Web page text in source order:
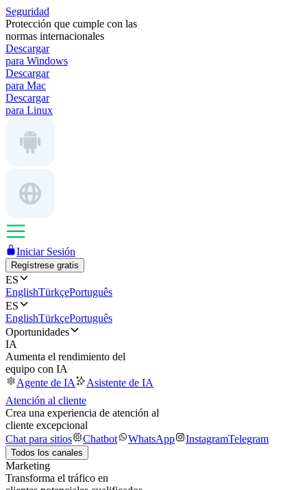
Seguridad
Protección que cumple con las
normas internacionales
Descargar
para Windows
Descargar
para Mac
Descargar
para Linux
Iniciar Sesión
Regístrese gratis
ES
EnglishTürkçePortuguês
ES
EnglishTürkçePortuguês
Oportunidades
IA
Aumenta el rendimiento del
equipo con IA
Agente de IA
Asistente de IA
Atención al cliente
Crea una experiencia de atención al
cliente excepcional
Chat para sitios
Chatbot WhatsApp InstagramTelegram
Todos los canales
Marketing
Transforma el tráfico en